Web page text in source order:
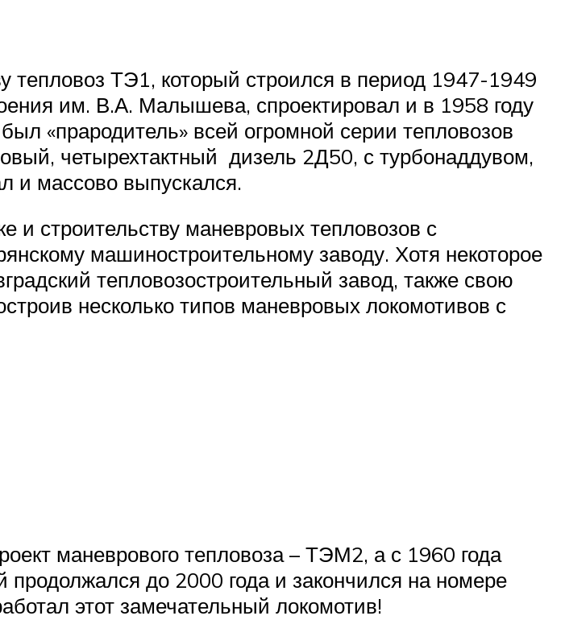
тепловоз ТЭ1, который строился в период 1947-1949
им. В.А. Малышева, спроектировал и в 1958 году
«прародитель» всей огромной серии тепловозов
четырехтактный дизель 2Д50, с турбонаддувом,
и массово выпускался.
и строительству маневровых тепловозов с
машиностроительному заводу. Хотя некоторое
тепловозостроительный завод, также свою
несколько типов маневровых локомотивов с
маневрового тепловоза – ТЭМ2, а с 1960 года
до 2000 года и закончился на номере
этот замечательный локомотив!